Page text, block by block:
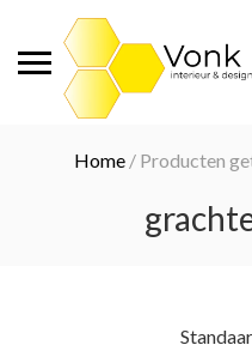
Home/ Producten